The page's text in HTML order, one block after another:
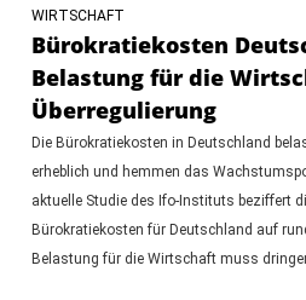
WIRTSCHAFT
Bürokratiekosten
Belastung für die
Überregulierung
Die Bürokratiekosten in Deutschland
erheblich und hemmen das
aktuelle Studie des Ifo-Instituts beziffert
Bürokratiekosten für Deutschland auf
Belastung für die Wirtschaft muss